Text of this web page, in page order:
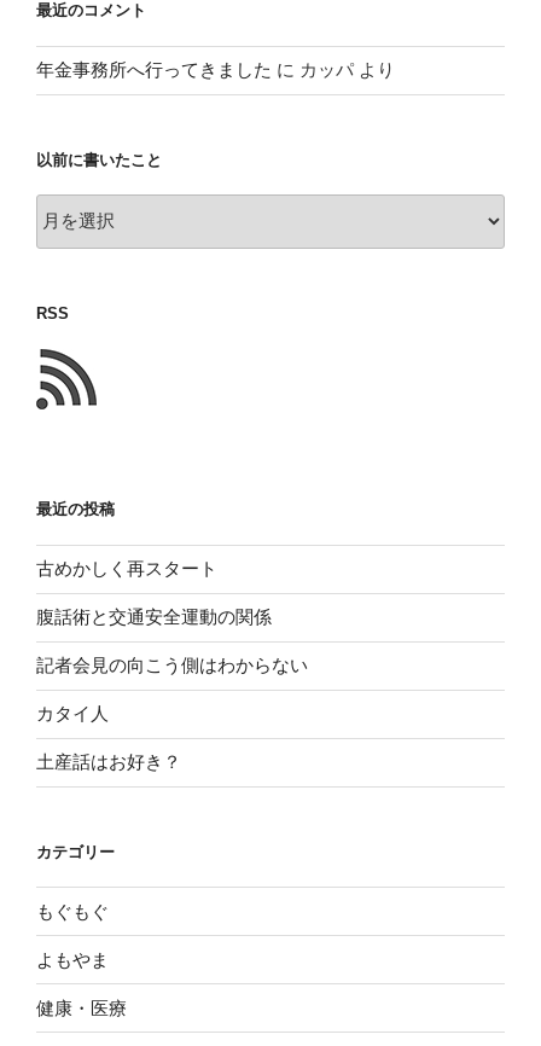
最近のコメント
年金事務所へ行ってきました に カッパより
以前に書いたこと
前
い
た
こ
と
RSS
最近の投稿
古めかしく再スタート
腹話術と交通安全運動の関係
記者会見の向こう側はわからない
カタイ人
土産話はお好き？
カテゴリー
もぐもぐ
よもやま
健康・医療